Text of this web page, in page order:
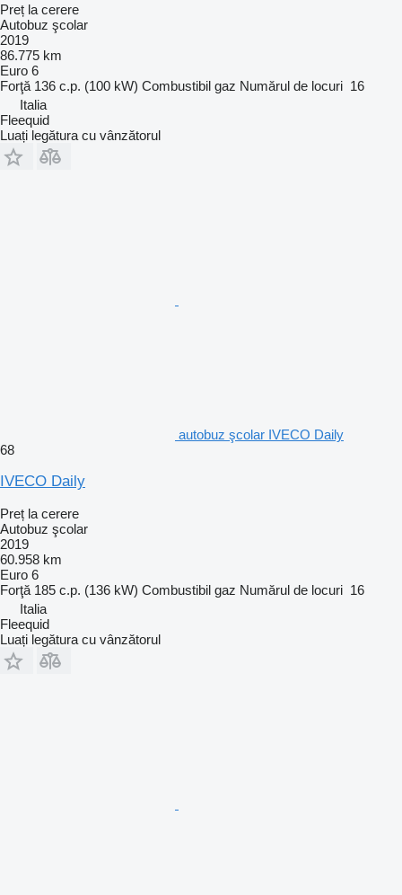
Preț la cerere
Autobuz şcolar
2019
86.775 km
Euro 6
Forţă 136 c.p. (100 kW) Combustibil gaz Numărul de locuri 16
Italia
Fleequid
Luați legătura cu vânzătorul
autobuz şcolar IVECO Daily
68
IVECO Daily
Preț la cerere
Autobuz şcolar
2019
60.958 km
Euro 6
Forţă 185 c.p. (136 kW) Combustibil gaz Numărul de locuri 16
Italia
Fleequid
Luați legătura cu vânzătorul